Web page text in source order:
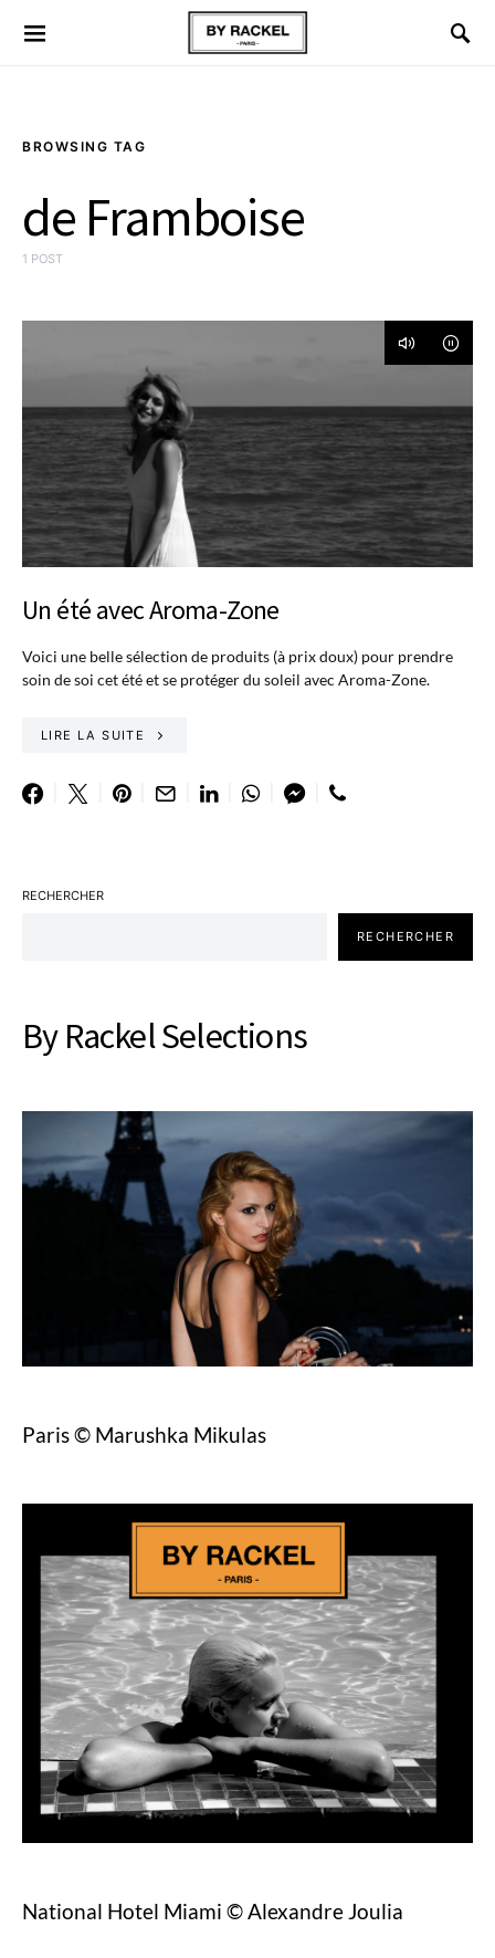
BROWSING TAG
de Framboise
1 POST
Un été avec Aroma-Zone
Voici une belle sélection de produits (à prix doux) pour prendre
soin de soi cet été et se protéger du soleil avec Aroma-Zone.
LIRE LA SUITE
RECHERCHER
RECHERCHER
By Rackel Selections
Paris © Marushka Mikulas
National Hotel Miami © Alexandre Joulia